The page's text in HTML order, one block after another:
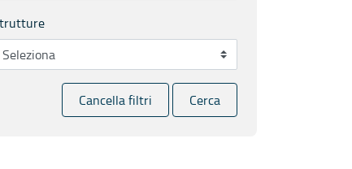
Cancella filtri Cerca